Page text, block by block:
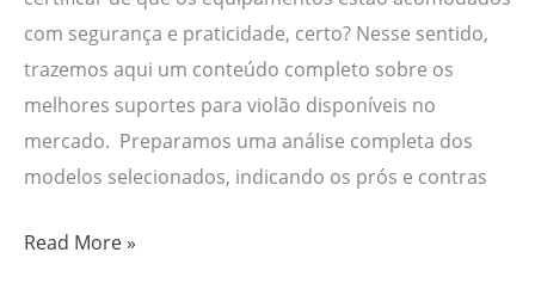
com segurança e praticidade, certo? Nesse sentido,
trazemos aqui um conteúdo completo sobre os
melhores suportes para violão disponíveis no
mercado. Preparamos uma análise completa dos
modelos selecionados, indicando os prós e contras
Read More »